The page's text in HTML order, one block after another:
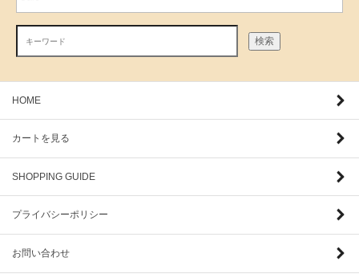
検索
HOME
カートを見る
SHOPPING GUIDE
プライバシーポリシー
お問い合わせ